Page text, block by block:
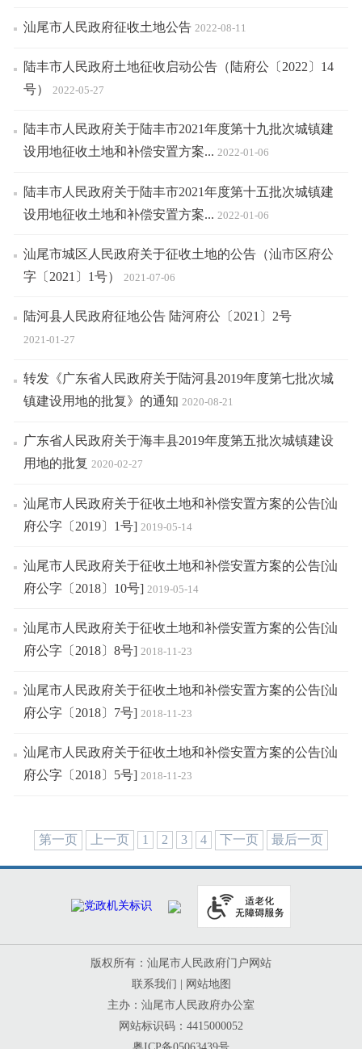
汕尾市人民政府征收土地公告 2022-08-11
陆丰市人民政府土地征收启动公告（陆府公〔2022〕14
号）
2022-05-27
陆丰市人民政府关于陆丰市2021年度第十九批次城镇建
设用地征收土地和补偿安置方案... 2022-01-06
陆丰市人民政府关于陆丰市2021年度第十五批次城镇建
设用地征收土地和补偿安置方案... 2022-01-06
汕尾市城区人民政府关于征收土地的公告（汕市区府公
字〔2021〕1号）
2021-07-06
陆河县人民政府征地公告 陆河府公〔2021〕2号
2021-01-27
转发《广东省人民政府关于陆河县2019年度第七批次城
镇建设用地的批复》的通知 2020-08-21
广东省人民政府关于海丰县2019年度第五批次城镇建设
用地的批复 2020-02-27
汕尾市人民政府关于征收土地和补偿安置方案的公告[汕
府公字〔2019〕1号] 2019-05-14
汕尾市人民政府关于征收土地和补偿安置方案的公告[汕
府公字〔2018〕10号] 2019-05-14
汕尾市人民政府关于征收土地和补偿安置方案的公告[汕
府公字〔2018〕8号] 2018-11-23
汕尾市人民政府关于征收土地和补偿安置方案的公告[汕
府公字〔2018〕7号] 2018-11-23
汕尾市人民政府关于征收土地和补偿安置方案的公告[汕
府公字〔2018〕5号] 2018-11-23
第一页 上一页 1 2 3 4 下一页 最后一页
版权所有：汕尾市人民政府门户网站
联系我们 | 网站地图
主办：汕尾市人民政府办公室
网站标识码：4415000052